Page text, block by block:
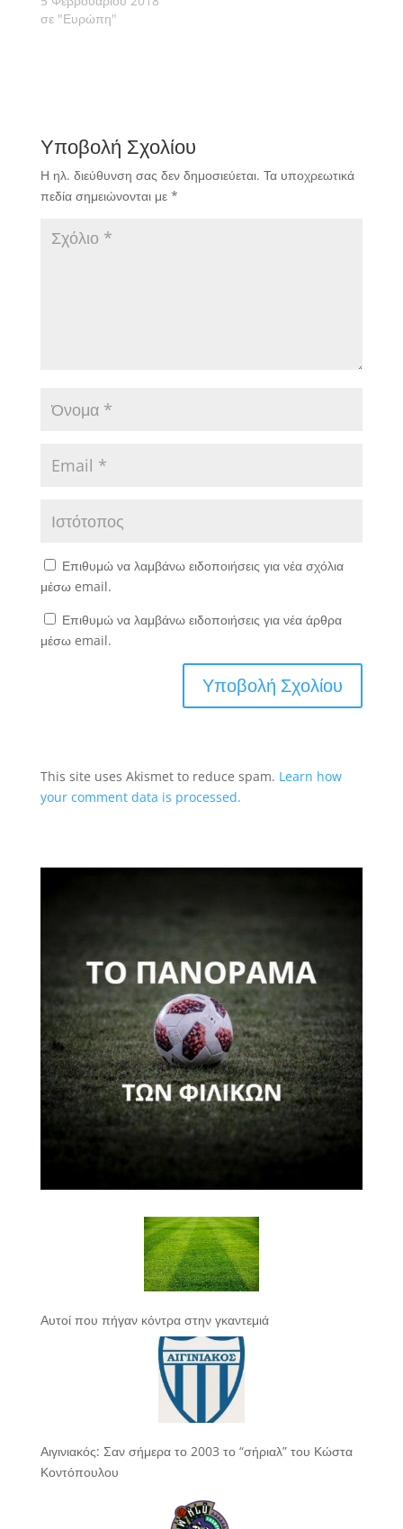
σε "Ευρώπη"
Υποβολή Σχολίου
Η ηλ. διεύθυνση σας δεν δημοσιεύεται. Τα υποχρεωτικά
πεδία σημειώνονται με *
Επιθυμώ να λαμβάνω ειδοποιήσεις για νέα σχόλια
μέσω email.
Επιθυμώ να λαμβάνω ειδοποιήσεις για νέα άρθρα
μέσω email.
This site uses Akismet to reduce spam. Learn how
your comment data is processed.
Αυτοί που πήγαν κόντρα στην γκαντεμιά
Αιγινιακός: Σαν σήμερα το 2003 το “σήριαλ” του Κώστα
Κοντόπουλου